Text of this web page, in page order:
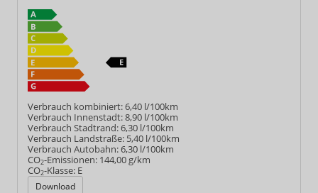
Verbrauch kombiniert:6,40 l/100km
Verbrauch Innenstadt:8,90 l/100km
Verbrauch Stadtrand:6,30 l/100km
Verbrauch Landstraße: 5,40 l/100km
Verbrauch Autobahn:6,30 l/100km
CO2-Emissionen: 144,00 g/km
CO2-Klasse: E
Download